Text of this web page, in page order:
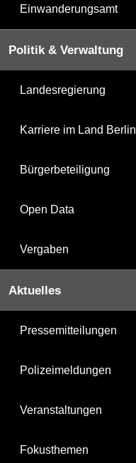
Einwanderungsamt
Politik & Verwaltung
Landesregierung
Karriere im Land Berlin
Bürgerbeteiligung
Open Data
Vergaben
Aktuelles
Pressemitteilungen
Polizeimeldungen
Veranstaltungen
Fokusthemen